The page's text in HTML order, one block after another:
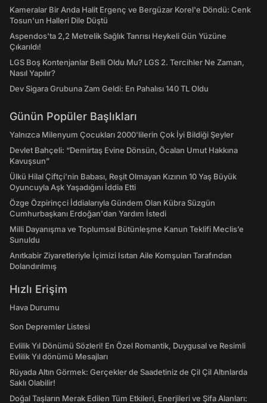
Kameralar Bir Anda Halit Ergenç ve Bergüzar Korel'e Döndü: Cenk
Tosun'un Halleri Dile Düştü
Aspendos'ta 2,2 Metrelik Sağlık Tanrısı Heykeli Gün Yüzüne
Çıkarıldı!
LGS Boş Kontenjanlar Belli Oldu Mu? LGS 2. Tercihler Ne Zaman,
Nasıl Yapılır?
Dev Sigara Grubuna Zam Geldi: En Pahalısı 140 TL Oldu
Günün Popüler Başlıkları
Yalnızca Milenyum Çocukları 2000'lilerin Çok İyi Bildiği Şeyler
Devlet Bahçeli: “Demirtaş Evine Dönsün, Öcalan Umut Hakkına
Kavuşsun”
Ülkü Hilal Çiftçi'nin Babası, Reşit Olmayan Kızının 10 Yaş Büyük
Oyuncuyla Aşk Yaşadığını İddia Etti
Özge Özpirinçci İddialarıyla Gündem Olan Kübra Süzgün
Cumhurbaşkanı Erdoğan'dan Yardım İstedi
Milli Dayanışma ve Toplumsal Bütünleşme Kanun Teklifi Meclis’e
Sunuldu
Anıtkabir Ziyaretleriyle İçimizi Isıtan Aile Komşuları Tarafından
Dolandırılmış
Hızlı Erişim
Hava Durumu
Son Depremler Listesi
Evlilik Yıl Dönümü Sözleri! En Özel Romantik, Duygusal ve Resimli
Evlilik Yıl dönümü Mesajları
Rüyada Altın Görmek: Gerçekler de Saadetiniz de Çil Çil Altınlarda
Saklı Olabilir!
Doğal Taşların Merak Edilen Tüm Etkileri, Enerjileri ve Şifa Alanları: